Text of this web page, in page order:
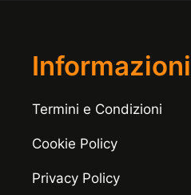
Informazioni
Termini e Condizioni
Cookie Policy
Privacy Policy